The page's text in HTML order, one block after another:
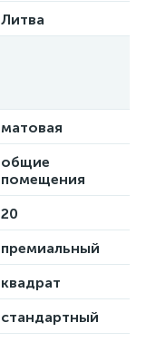
Литва
матовая
общие
помещения
20
премиальный
квадрат
стандартный